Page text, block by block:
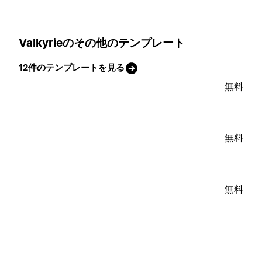
Valkyrieのその他のテンプレート
12件のテンプレートを見る
無料
無料
無料